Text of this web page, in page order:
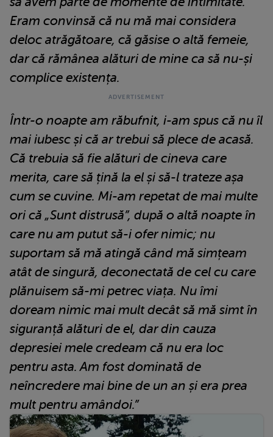
Eram convinsă că nu mă mai considera
deloc atrăgătoare, că găsise o altă femeie,
dar că rămânea alături de mine ca să nu-și
complice existența.
Într-o noapte am răbufnit, i-am spus că nu îl
mai iubesc și că ar trebui să plece de acasă.
Că trebuia să fie alături de cineva care
merita, care să țină la el și să-l trateze așa
cum se cuvine. Mi-am repetat de mai multe
ori că „Sunt distrusă”, după o altă noapte în
care nu am putut să-i ofer nimic; nu
suportam să mă atingă când mă simțeam
atât de singură, deconectată de cel cu care
plănuisem să-mi petrec viața. Nu îmi
doream nimic mai mult decât să mă simt în
siguranță alături de el, dar din cauza
depresiei mele credeam că nu era loc
pentru asta. Am fost dominată de
neîncredere mai bine de un an și era prea
mult pentru amândoi.”